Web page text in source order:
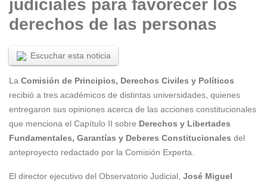
judiciales para favorecer los
derechos de las personas
Escuchar esta noticia
La Comisión de Principios, Derechos Civiles y Políticos
recibió a tres académicos de distintas universidades, quienes
entregaron sus opiniones acerca de las acciones constitucionales
que menciona el Capítulo II sobre Derechos y Libertades
Fundamentales, Garantías y Deberes Constitucionales del
anteproyecto redactado por la Comisión Experta.
El director ejecutivo del Observatorio Judicial, José Miguel